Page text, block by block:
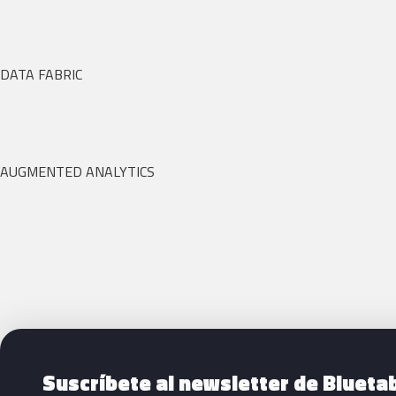
DATA FABRIC
AUGMENTED ANALYTICS
Siguientes pasos con Bluetab
Suscríbete al newsletter de